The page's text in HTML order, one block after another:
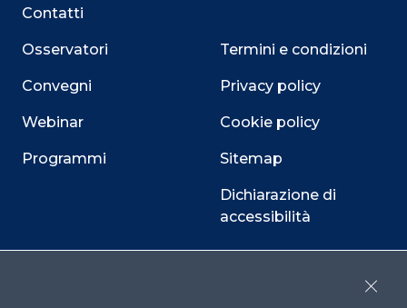
Contatti
Osservatori
Convegni
Webinar
Programmi
Termini e condizioni
Privacy policy
Cookie policy
Sitemap
Dichiarazione di
accessibilità